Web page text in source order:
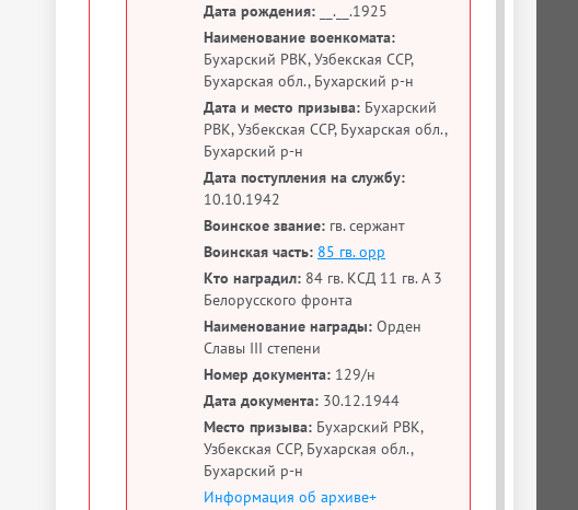
Дата рождения: __.__.1925
Наименование военкомата:
Бухарский РВК, Узбекская ССР,
Бухарская обл., Бухарский р-н
Дата и место призыва: Бухарский
РВК, Узбекская ССР, Бухарская обл.,
Бухарский р-н
Дата поступления на службу:
10.10.1942
Воинское звание: гв. сержант
Воинская часть: 85 гв. орр
Кто наградил: 84 гв. КСД 11 гв. А 3
Белорусского фронта
Наименование награды: Орден
Славы III степени
Номер документа: 129/н
Дата документа: 30.12.1944
Место призыва: Бухарский РВК,
Узбекская ССР, Бухарская обл.,
Бухарский р-н
Информация об архиве+